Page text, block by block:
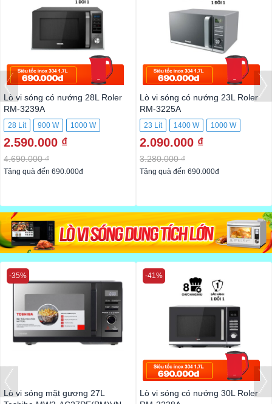
Lò vi sóng có nướng 28L Roler
RM-3239A
28 Lít 900 W 1000 W
2.590.000 ₫
4.690.000 ₫
Tặng quà đến 690.000đ
Lò vi sóng có nướng 23L Roler
RM-3225A
23 Lít 1400 W 1000 W
2.090.000 ₫
3.280.000 ₫
Tặng quà đến 690.000đ
Lò vi sóng mặt gương 27L
-35%
Lò vi sóng có nướng 30L Roler
-41%